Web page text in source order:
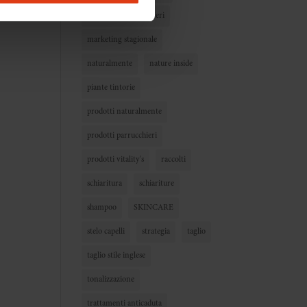
marketing parrucchieri
marketing stagionale
naturalmente nature inside
piante tintorie
prodotti naturalmente
prodotti parrucchieri
prodotti vitality's raccolti
schiaritura schiariture
shampoo SKINCARE
stelo capelli strategia taglio
taglio stile inglese
tonalizzazione
trattamenti anticaduta